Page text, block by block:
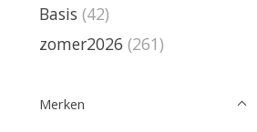
Basis (42)
zomer2026 (261)
Merken